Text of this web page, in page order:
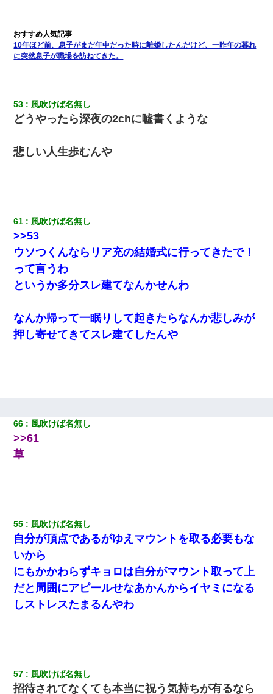
10年ほど前、息子がまだ年中だった時に離婚したんだけど、一昨年の暮れ
に突然息子が職場を訪ねてきた。
53 風吹けば名無し
どうやったら深夜の2chに嘘書くような
悲しい人生歩むんや
61 風吹けば名無し
>>53
ウソつくんならリア充の結婚式に行ってきたで！
って言うわ
というか多分スレ建てなんかせんわ
なんか帰って一眠りして起きたらなんか悲しみが
押し寄せてきてスレ建てしたんや
66 風吹けば名無し
>>61
草
55 風吹けば名無し
自分が頂点であるがゆえマウントを取る必要もな
いから
にもかかわらずキョロは自分がマウント取って上
だと周囲にアピールせなあかんからイヤミになる
しストレスたまるんやわ
57 風吹けば名無し
招待されてなくても本当に祝う気持ちが有るなら